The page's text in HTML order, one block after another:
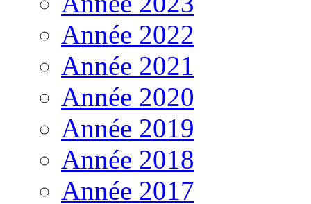
Année 2022
Année 2021
Année 2020
Année 2019
Année 2018
Année 2017